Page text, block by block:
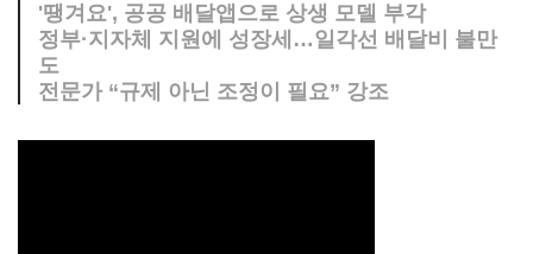
'땡겨요', 공공 배달앱으로 상생 모델 부각
정부·지자체 지원에 성장세…일각선 배달비 불만
도
전문가 “규제 아닌 조정이 필요” 강조